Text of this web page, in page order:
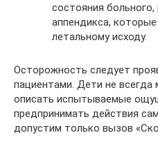
состояния
аппендикса,
летальному исходу.
Осторожность следует
пациентами. Дети не всегда
описать испытываемые
предпринимать действия
допустим только вызов